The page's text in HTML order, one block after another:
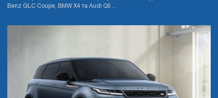
Benz GLC Coupe, BMW X4 та Audi Q5 ...